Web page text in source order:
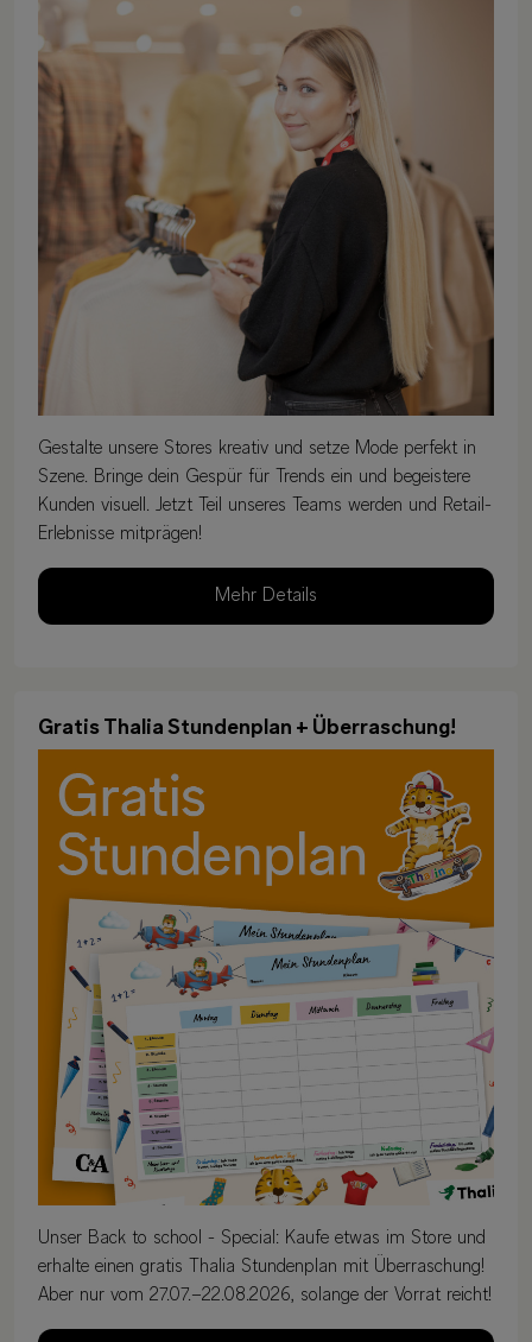
Gestalte unsere Stores kreativ und setze Mode perfekt in
Szene. Bringe dein Gespür für Trends ein und begeistere
Kunden visuell. Jetzt Teil unseres Teams werden und Retail-
Erlebnisse mitprägen!
Mehr Details
Gratis Thalia Stundenplan + Überraschung!
Unser Back to school - Special: Kaufe etwas im Store und
erhalte einen gratis Thalia Stundenplan mit Überraschung!
Aber nur vom 27.07.–22.08.2026, solange der Vorrat reicht!